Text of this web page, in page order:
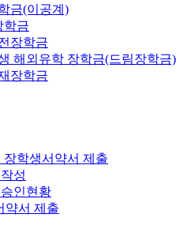
금(이공계)
학금
장학금
해외유학 장학금(드림장학금)
장학금
장학생서약서 제출
성
인현황
약서 제출